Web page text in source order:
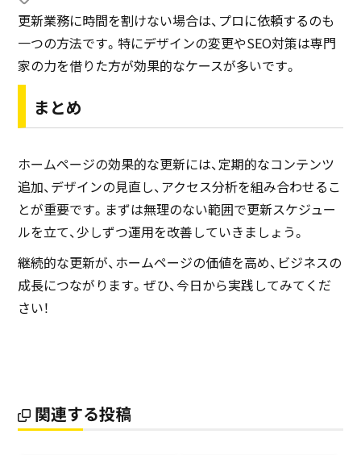
更新業務に時間を割けない場合は、プロに依頼するのも
一つの方法です。特にデザインの変更やSEO対策は専門
家の力を借りた方が効果的なケースが多いです。
まとめ
ホームページの効果的な更新には、定期的なコンテンツ
追加、デザインの見直し、アクセス分析を組み合わせるこ
とが重要です。まずは無理のない範囲で更新スケジュー
ルを立て、少しずつ運用を改善していきましょう。
継続的な更新が、ホームページの価値を高め、ビジネスの
成長につながります。ぜひ、今日から実践してみてくだ
さい！
関連する投稿